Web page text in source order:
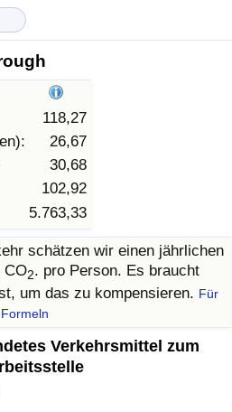
118,27
26,67
30,68
102,92
5.763,33
schätzen wir einen jährlichen
CO2. pro Person. Es braucht
um das zu kompensieren. Für
Verkehrsmittel zum
(aktuell)
nach Land
Land
Land